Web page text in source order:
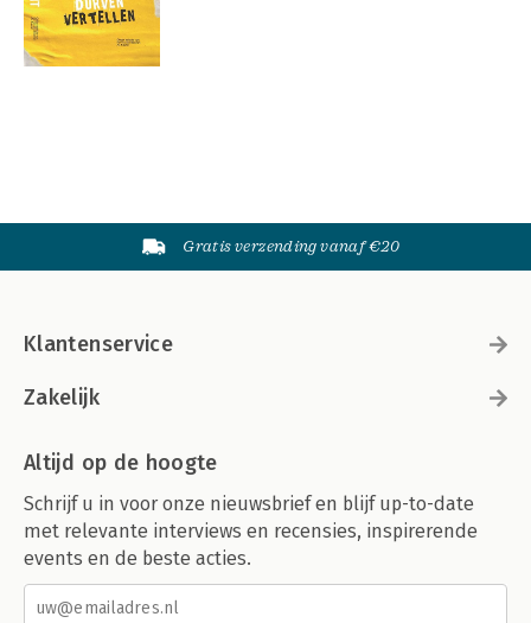
Gratis verzending vanaf €20
Klantenservice
Zakelijk
Altijd op de hoogte
Schrijf u in voor onze nieuwsbrief en blijf up-to-date
met relevante interviews en recensies, inspirerende
events en de beste acties.